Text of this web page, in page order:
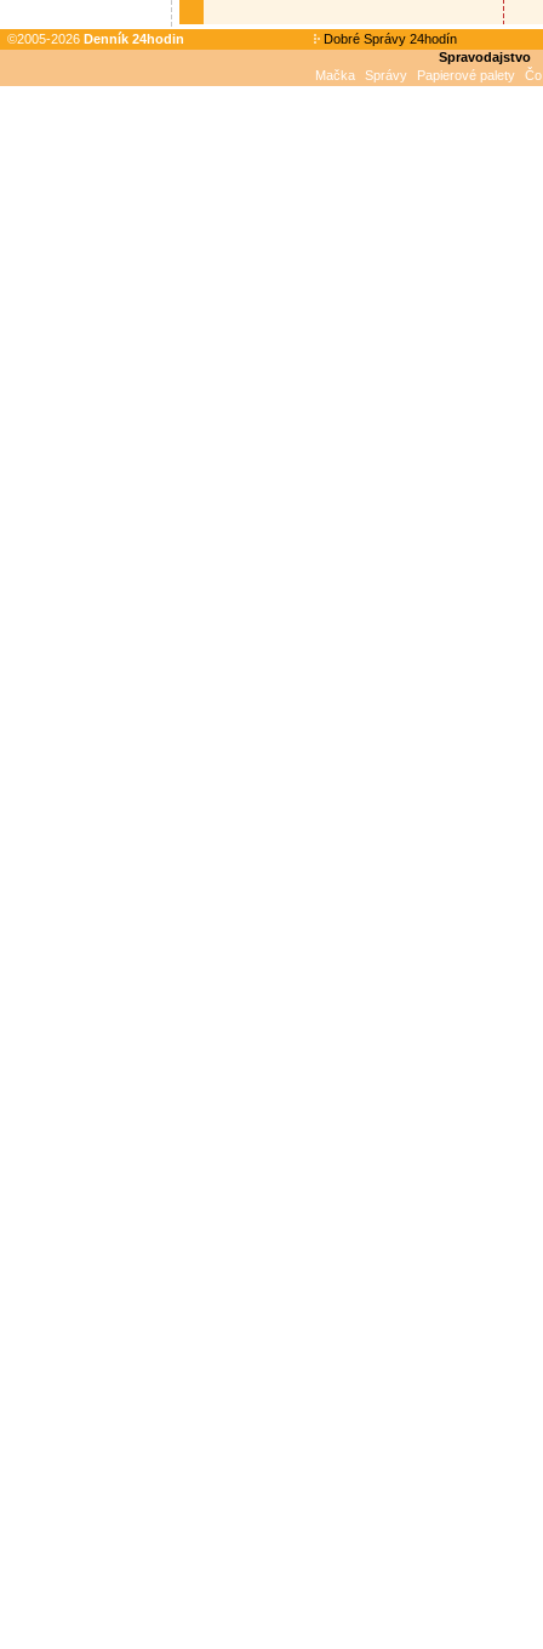
©2005-2026 Denník 24hodin
Dobré Správy 24hodín
Spravodajstvo
Mačka
Správy Papierové palety